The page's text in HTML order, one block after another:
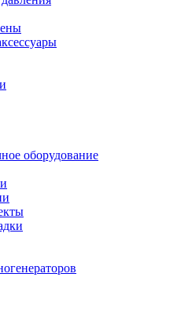
оборудование